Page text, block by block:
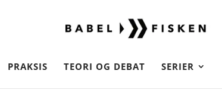
PRAKSIS TEORI OG DEBAT SERIER